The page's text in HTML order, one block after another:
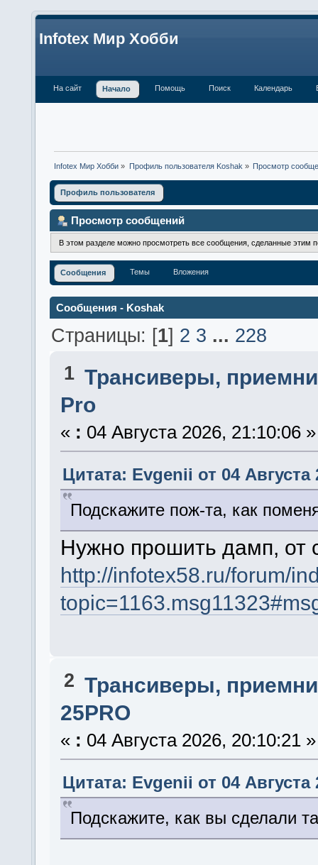
Infotex Мир Хобби
На сайт Начало Помощь Поиск Календарь
Infotex Мир Хобби » Профиль пользователя Koshak » Просмотр
Профиль пользователя
Просмотр сообщений
В этом разделе можно просмотреть все сообщения, сделанные этим
Сообщения Темы Вложения
Сообщения - Koshak
Страницы: [1] 2 3 ... 228
1 Трансиверы,
Pro
« : 04 Августа 2026, 21:10:06 »
Цитата: Evgenii от 04 Августа
Подскажите пож-та, как
Нужно прошить дамп, от
http://infotex58.ru/forum/
2 Трансиверы,
25PRO
« : 04 Августа 2026, 20:10:21 »
Цитата: Evgenii от 04 Августа
Подскажите, как вы сделали